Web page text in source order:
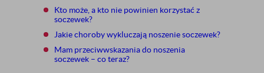
Kto może, a kto nie powinien korzystać z
soczewek?
Jakie choroby wykluczają noszenie soczewek?
Mam przeciwwskazania do noszenia
soczewek – co teraz?